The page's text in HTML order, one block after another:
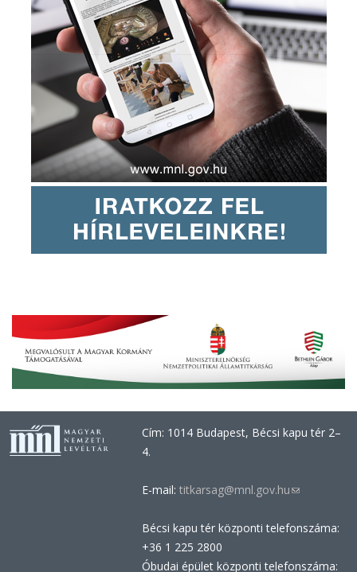
Cím: 1014 Budapest, Bécsi kapu tér 2–
4.
E-mail: titkarsag@mnl.gov.hu(link
e-
Bécsi kapu tér központi telefonszáma:
+36 1 225 2800
Óbudai épület központi telefonszáma: